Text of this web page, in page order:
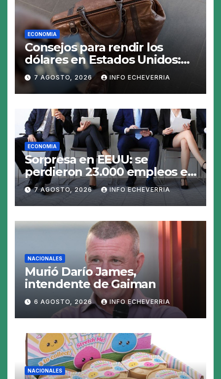
ECONOMIA
Consejos para rendir los
dólares en Estados Unidos:
claves para no gastar de más
en el viaje
7 AGOSTO, 2026 INFO ECHEVERRIA
ECONOMIA
Sorpresa en EEUU: se
perdieron 23.000 empleos en
julio y el mercado recalcula
las perspectivas para las
tasas
7 AGOSTO, 2026 INFO ECHEVERRIA
NACIONALES
Murió Darío James,
intendente de Gaiman
6 AGOSTO, 2026 INFO ECHEVERRIA
NACIONALES